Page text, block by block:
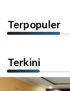
Terpopuler
Terkini